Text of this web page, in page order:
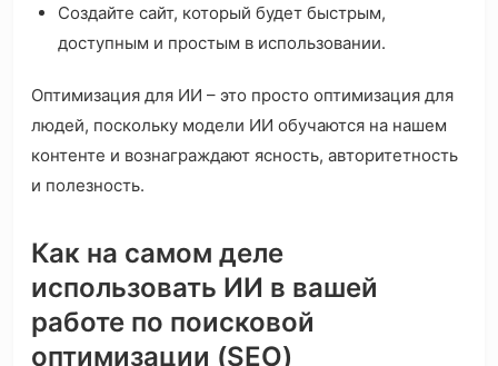
Создайте сайт, который будет быстрым,
доступным и простым в использовании.
Оптимизация для ИИ – это просто оптимизация для
людей, поскольку модели ИИ обучаются на нашем
контенте и вознаграждают ясность, авторитетность
и полезность.
Как на самом деле
использовать ИИ в вашей
работе по поисковой
оптимизации (SEO)